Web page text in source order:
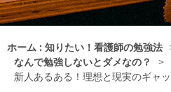
ホーム : 知りたい！看護師の勉強法
なんで勉強しないとダメなの？
>
新人あるある！理想と現実のギャ